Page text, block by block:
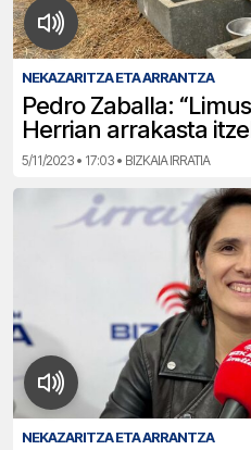
NEKAZARITZA ETA ARRANTZA
Pedro Zaballa:
Herrian arrakasta
5/11/2023 • 17:03 • BIZKAIA IRRATIA
NEKAZARITZA ETA ARRANTZA